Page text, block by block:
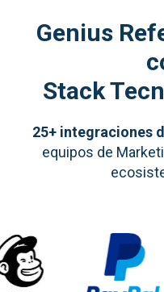
Genius
Stack
25+ integraciones
equipos de